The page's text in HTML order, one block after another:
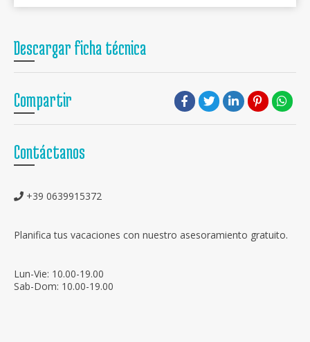
Descargar ficha técnica
Compartir
Contáctanos
+39 0639915372
Planifica tus vacaciones con nuestro asesoramiento gratuito.
Lun-Vie: 10.00-19.00
Sab-Dom: 10.00-19.00